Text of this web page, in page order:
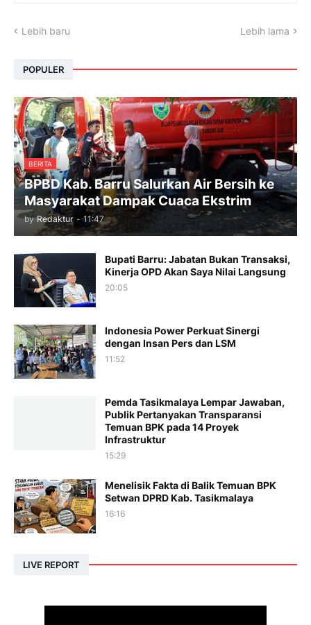
Lebih baru Lebih lama
POPULER
BERITA
BPBD Kab. Barru Salurkan Air Bersih ke
Masyarakat Dampak Cuaca Ekstrim
by Redaktur - 11:47
Bupati Barru: Jabatan Bukan Transaksi,
Kinerja OPD Akan Saya Nilai Langsung
20:05
Indonesia Power Perkuat Sinergi
dengan Insan Pers dan LSM
11:52
Pemda Tasikmalaya Lempar Jawaban,
Publik Pertanyakan Transparansi
Temuan BPK pada 14 Proyek
Infrastruktur
15:29
Menelisik Fakta di Balik Temuan BPK
Setwan DPRD Kab. Tasikmalaya
16:16
LIVE REPORT